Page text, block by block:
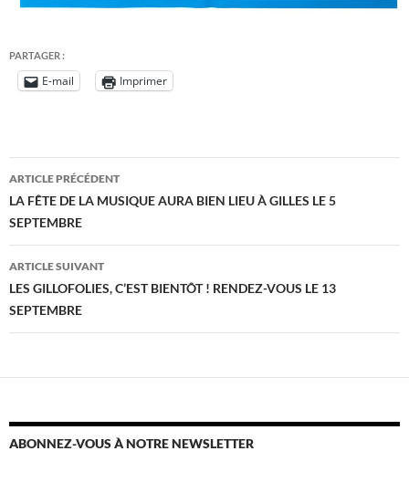
PARTAGER :
E-mail Imprimer
Navigation
des
articles
ARTICLE PRÉCÉDENT
LA FÊTE DE LA MUSIQUE AURA BIEN LIEU À GILLES LE 5
SEPTEMBRE
ARTICLE SUIVANT
LES GILLOFOLIES, C’EST BIENTÔT ! RENDEZ-VOUS LE 13
SEPTEMBRE
ABONNEZ-VOUS À NOTRE NEWSLETTER